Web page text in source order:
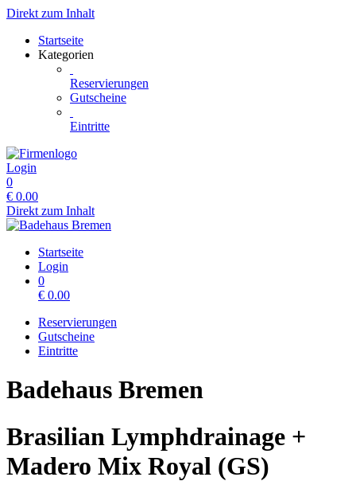
Direkt zum Inhalt
Startseite
Kategorien
Reservierungen
Gutscheine
Eintritte
Login
0
€ 0.00
Direkt zum Inhalt
Startseite
Login
0
€ 0.00
Reservierungen
Gutscheine
Eintritte
Badehaus Bremen
Brasilian Lymphdrainage +
Madero Mix Royal (GS)